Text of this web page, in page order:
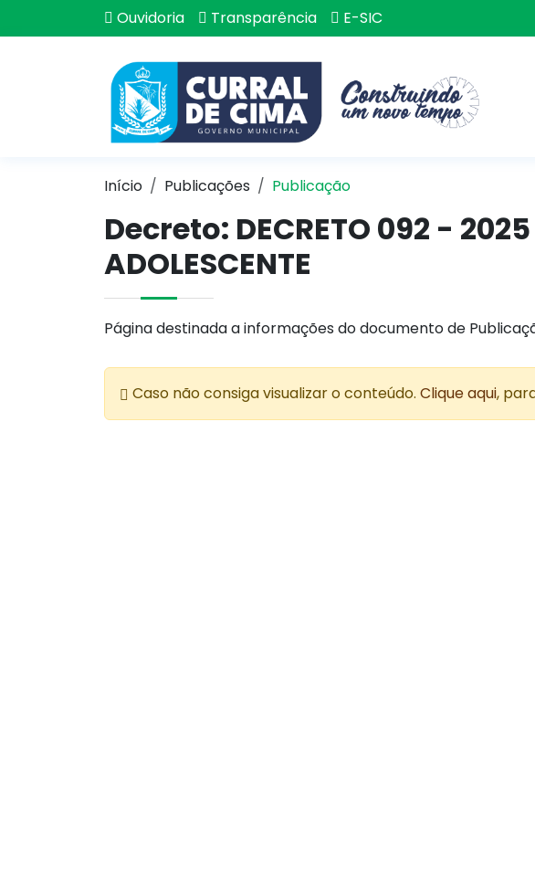
Ouvidoria Transparência E-SIC
Início Publicações Publicação
Decreto: DECRETO 092 -
ADOLESCENTE
Página destinada a informações do documento de
Caso não consiga visualizar o conteúdo. Clique aqui,